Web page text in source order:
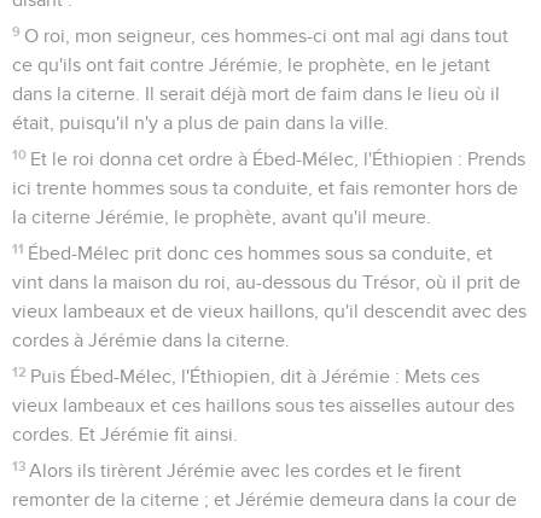
9 O roi, mon seigneur, ces hommes-ci ont mal agi dans tout
ce qu'ils ont fait contre Jérémie, le prophète, en le jetant
dans la citerne. Il serait déjà mort de faim dans le lieu où il
était, puisqu'il n'y a plus de pain dans la ville.
10 Et le roi donna cet ordre à Ébed-Mélec, l'Éthiopien : Prends
ici trente hommes sous ta conduite, et fais remonter hors de
la citerne Jérémie, le prophète, avant qu'il meure.
11 Ébed-Mélec prit donc ces hommes sous sa conduite, et
vint dans la maison du roi, au-dessous du Trésor, où il prit de
vieux lambeaux et de vieux haillons, qu'il descendit avec des
cordes à Jérémie dans la citerne.
12 Puis Ébed-Mélec, l'Éthiopien, dit à Jérémie : Mets ces
vieux lambeaux et ces haillons sous tes aisselles autour des
cordes. Et Jérémie fit ainsi.
13 Alors ils tirèrent Jérémie avec les cordes et le firent
remonter de la citerne ; et Jérémie demeura dans la cour de